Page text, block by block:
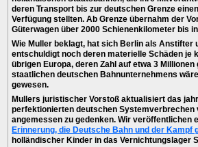
deren Transport bis zur deutschen Grenze
Verfügung stellten. Ab Grenze übernahm der
Güterwagen über 2000 Schienenkilometer bis
Wie Muller beklagt, hat sich Berlin als Anstifter
entschuldigt noch deren materielle Schäden
übrigen Europa, deren Zahl auf etwa 3
staatlichen deutschen Bahnunternehmens
gewesen.
Mullers juristischer Vorstoß aktualisiert das
perfektionierten deutschen
angemessen zu gedenken. Wir
Erinnerung, die Deutsche Bahn und der Kampf
holländischer Kinder in das Vernichtungslager